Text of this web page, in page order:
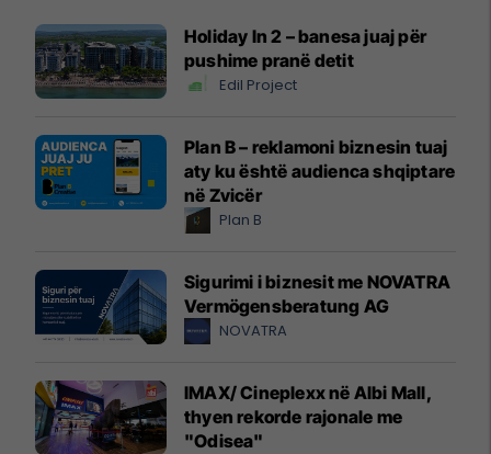
Holiday In 2 – banesa juaj për
pushime pranë detit
Edil Project
Plan B – reklamoni biznesin tuaj
aty ku është audienca shqiptare
në Zvicër
Plan B
Sigurimi i biznesit me NOVATRA
Vermögensberatung AG
NOVATRA
IMAX/ Cineplexx në Albi Mall,
thyen rekorde rajonale me
"Odisea"